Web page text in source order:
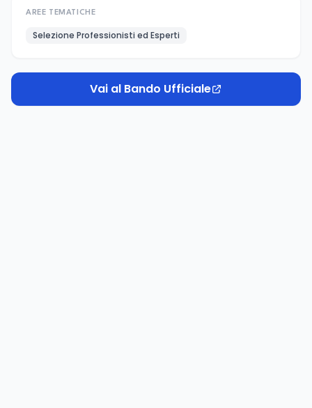
AREE TEMATICHE
Selezione Professionisti ed Esperti
Vai al Bando Ufficiale